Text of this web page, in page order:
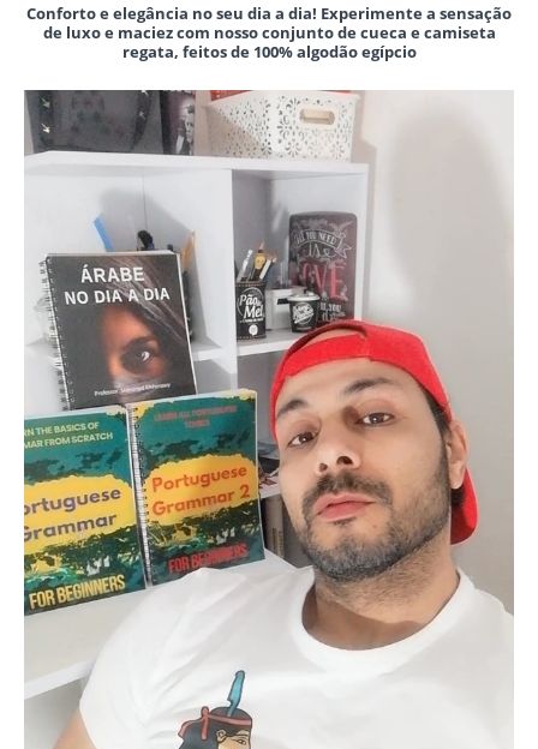
Conforto e elegância no seu dia a dia! Experimente a sensação
de luxo e maciez com nosso conjunto de cueca e camiseta
regata, feitos de 100% algodão egípcio